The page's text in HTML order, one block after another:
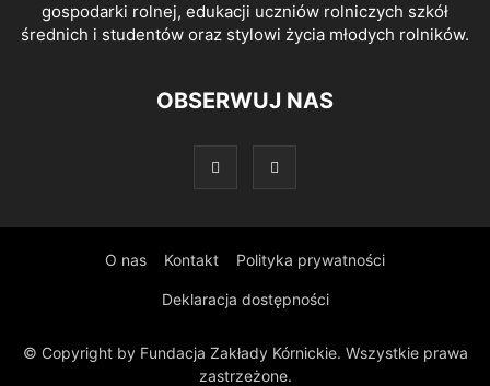
gospodarki rolnej, edukacji uczniów rolniczych szkół
średnich i studentów oraz stylowi życia młodych rolników.
OBSERWUJ NAS
O nas Kontakt Polityka prywatności
Deklaracja dostępności
© Copyright by Fundacja Zakłady Kórnickie. Wszystkie prawa
zastrzeżone.